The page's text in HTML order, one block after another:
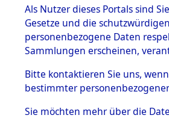
Effekten
1.2.9.1
Effekten aus
dem KZ
Dachau
1.2.9.2
Effekten aus
dem KZ
Bayerisches
Als Nutzer dieses Portals sind
Gesetze und die
personenbezogene Daten
Sammlungen erscheinen,
Bitte kontaktieren Sie uns,
bestimmter
Sie möchten mehr über die